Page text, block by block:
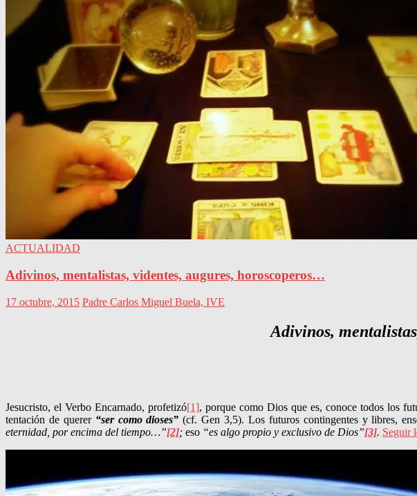
ACTUALIDAD
Adivinos, mentalistas, videntes, augures, horoscoperos…
17 octubre, 2015 Padre Carlos Miguel Buela, IVE
Adivinos,
Jesucristo, el Verbo Encarnado, profetizó[1], porque como Dios que es, conoce todos los
tentación de querer “ser como dioses” (cf. Gen 3,5). Los futuros contingentes y libres,
eternidad, por encima del tiempo…”[2]; eso “es algo propio y exclusivo de Dios”[3]. Seguir